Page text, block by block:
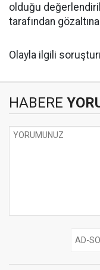
olduğu
tarafından gözaltına
Olayla ilgili
HABERE